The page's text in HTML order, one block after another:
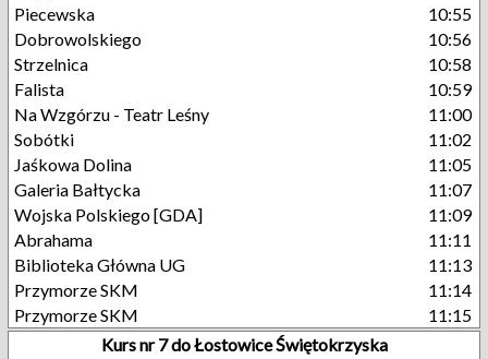
Piecewska
10:55
Dobrowolskiego
10:56
Strzelnica
10:58
Falista
10:59
Na Wzgórzu - Teatr Leśny
11:00
Sobótki
11:02
Jaśkowa Dolina
11:05
Galeria Bałtycka
11:07
Wojska Polskiego [GDA]
11:09
Abrahama
11:11
Biblioteka Główna UG
11:13
Przymorze SKM
11:14
Przymorze SKM
11:15
Kurs nr 7 do Łostowice Świętokrzyska